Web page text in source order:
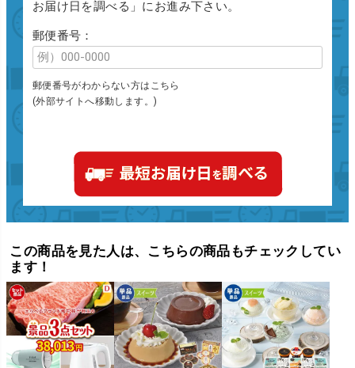
お届け日を調べる」にお進み下さい。
郵便番号：
郵便番号がわからない方はこちら
(外部サイトへ移動します。)
この商品を見た人は、こちらの商品もチェックしてい
ます！